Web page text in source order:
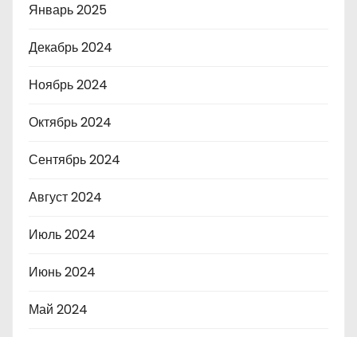
Январь 2025
Декабрь 2024
Ноябрь 2024
Октябрь 2024
Сентябрь 2024
Август 2024
Июль 2024
Июнь 2024
Май 2024